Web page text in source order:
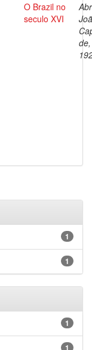
O Brazil no
seculo XVI
1
1
1
1